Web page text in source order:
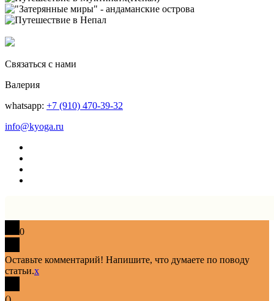
Связаться с нами
Валерия
whatsapp: +7 (910) 470-39-32
info@kyoga.ru
0
Оставьте комментарий! Напишите, что думаете по поводу
статьи.x
()